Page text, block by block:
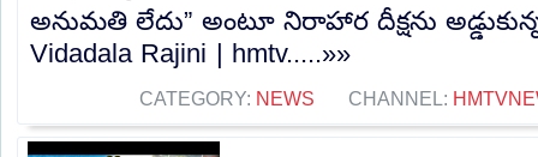
అనుమతి లేదు” అంటూ నిరాహార దీక్షను
Vidadala Rajini | hmtv.....»»
CATEGORY: NEWS CHANNEL: